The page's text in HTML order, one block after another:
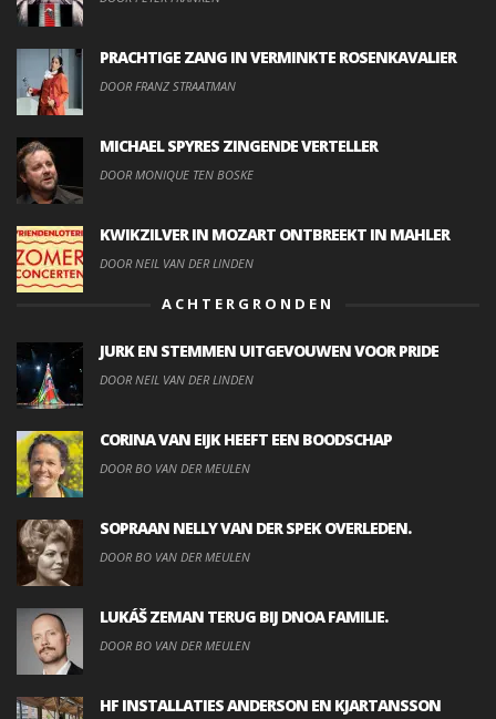
PRACHTIGE ZANG IN VERMINKTE ROSENKAVALIER
DOOR FRANZ STRAATMAN
MICHAEL SPYRES ZINGENDE VERTELLER
DOOR MONIQUE TEN BOSKE
KWIKZILVER IN MOZART ONTBREEKT IN MAHLER
DOOR NEIL VAN DER LINDEN
ACHTERGRONDEN
JURK EN STEMMEN UITGEVOUWEN VOOR PRIDE
DOOR NEIL VAN DER LINDEN
CORINA VAN EIJK HEEFT EEN BOODSCHAP
DOOR BO VAN DER MEULEN
SOPRAAN NELLY VAN DER SPEK OVERLEDEN.
DOOR BO VAN DER MEULEN
LUKÁŠ ZEMAN TERUG BIJ DNOA FAMILIE.
DOOR BO VAN DER MEULEN
HF INSTALLATIES ANDERSON EN KJARTANSSON